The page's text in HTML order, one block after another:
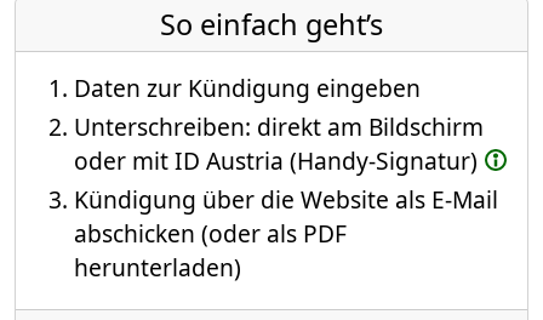
So einfach geht’s
Daten zur Kündigung eingeben
Unterschreiben: direkt am Bildschirm
oder mit ID Austria (Handy-Signatur)
Kündigung über die Website als E-Mail
abschicken (oder als PDF
herunterladen)